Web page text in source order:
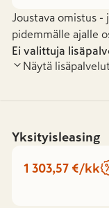
Joustava omistus -
pidemmälle ajalle
Ei valittuja
Näytä
Yksityisleasing
1 303,57 €/kk